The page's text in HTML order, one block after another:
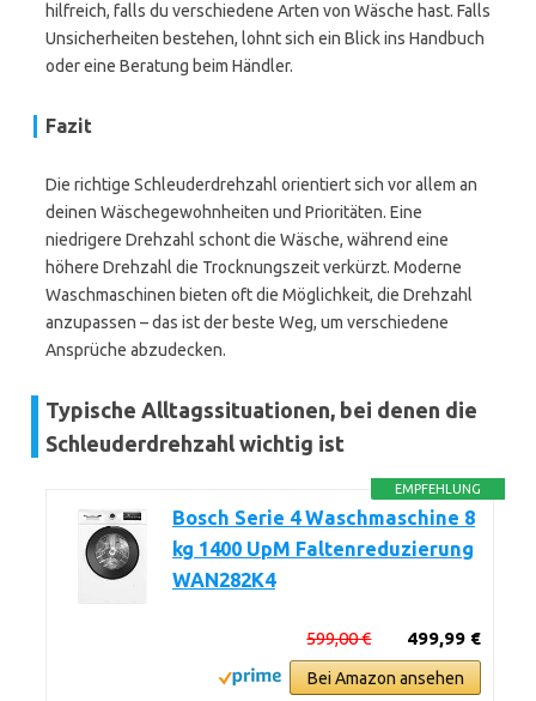
hilfreich, falls du verschiedene Arten von Wäsche hast. Falls
Unsicherheiten bestehen, lohnt sich ein Blick ins Handbuch
oder eine Beratung beim Händler.
Fazit
Die richtige Schleuderdrehzahl orientiert sich vor allem an
deinen Wäschegewohnheiten und Prioritäten. Eine
niedrigere Drehzahl schont die Wäsche, während eine
höhere Drehzahl die Trocknungszeit verkürzt. Moderne
Waschmaschinen bieten oft die Möglichkeit, die Drehzahl
anzupassen – das ist der beste Weg, um verschiedene
Ansprüche abzudecken.
Typische Alltagssituationen, bei denen die
Schleuderdrehzahl wichtig ist
EMPFEHLUNG
Bosch Serie 4 Waschmaschine 8
kg 1400 UpM Faltenreduzierung
WAN282K4
499,99 €
599,00 €
Bei Amazon ansehen